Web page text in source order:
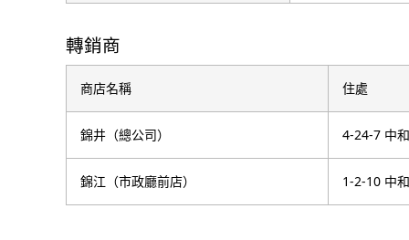
轉銷商
商店名稱 住處
錦井（總公司） 4-24-7 中和
錦江（市政廳前店） 1-2-10 中